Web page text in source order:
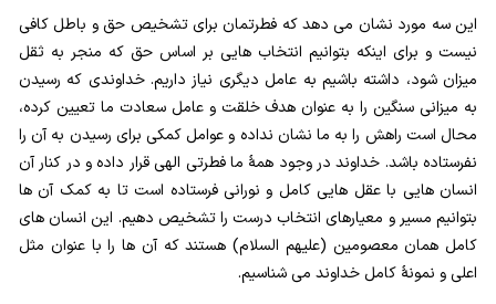
این سه مورد نشان می دهد که فطرتمان برای تشخیص حق و باطل کافی
نیست و برای اینکه بتوانیم انتخاب هایی بر اساس حق که منجر به ثقل
میزان شود، داشته باشیم به عامل دیگری نیاز داریم. خداوندی که رسیدن
به میزانی سنگین را به عنوان هدف خلقت و عامل سعادت ما تعیین کرده،
محال است راهش را به ما نشان نداده و عوامل کمکی برای رسیدن به آن را
نفرستاده باشد. خداوند در وجود همۀ ما فطرتی الهی قرار داده و در کنار آن
انسان هایی با عقل هایی کامل و نورانی فرستاده است تا به کمک آن ها
بتوانیم مسیر و معیارهای انتخاب درست را تشخیص دهیم. این انسان های
کامل همان معصومین (علیهم السلام) هستند که آن ها را با عنوان مثل
اعلی و نمونۀ کامل خداوند می شناسیم.